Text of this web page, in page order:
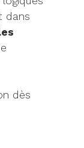
dans
dès